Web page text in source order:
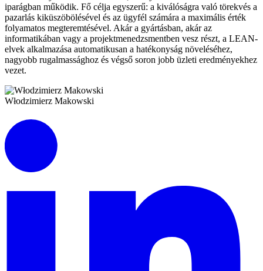
iparágban működik. Fő célja egyszerű: a kiválóságra való törekvés a
pazarlás kiküszöbölésével és az ügyfél számára a maximális érték
folyamatos megteremtésével. Akár a gyártásban, akár az
informatikában vagy a projektmenedzsmentben vesz részt, a LEAN-
elvek alkalmazása automatikusan a hatékonyság növeléséhez,
nagyobb rugalmassághoz és végső soron jobb üzleti eredményekhez
vezet.
Włodzimierz Makowski